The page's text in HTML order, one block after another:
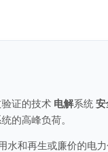
证的技术 电解系统 安
的高峰负荷。
水和再生或廉价的电